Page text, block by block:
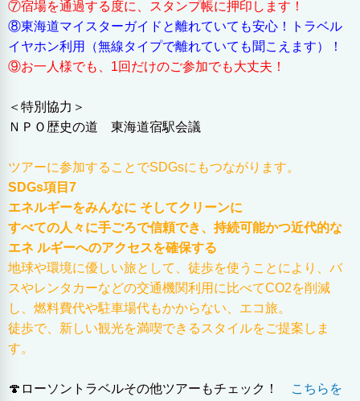
⑦宿場を通過する度に、スタンプ帳に押印します！
⑧東海道マイスターガイドと離れていても安心！トラベル
イヤホン利用（無線タイプで離れていても聞こえます）！
⑨お一人様でも、1回だけのご参加でも大丈夫！
＜特別協力＞
ＮＰＯ歴史の道 東海道宿駅会議
ツアーに参加することでSDGsにもつながります。
SDGs項目7
エネルギーをみんなに そしてクリーンに
すべての人々に手ごろで信頼でき、持続可能かつ近代的な
エネ ルギーへのアクセスを確保する
地球や環境に優しい旅として、徒歩を使うことにより、バ
スやレンタカーなどの交通機関利用に比べてCO2を削減
し、燃料費代や駐車場代もかからない、エコ旅。
徒歩で、新しい観光を満喫できるスタイルをご提案しま
す。
🍄ローソントラベルその他ツアーもチェック！
こちらを